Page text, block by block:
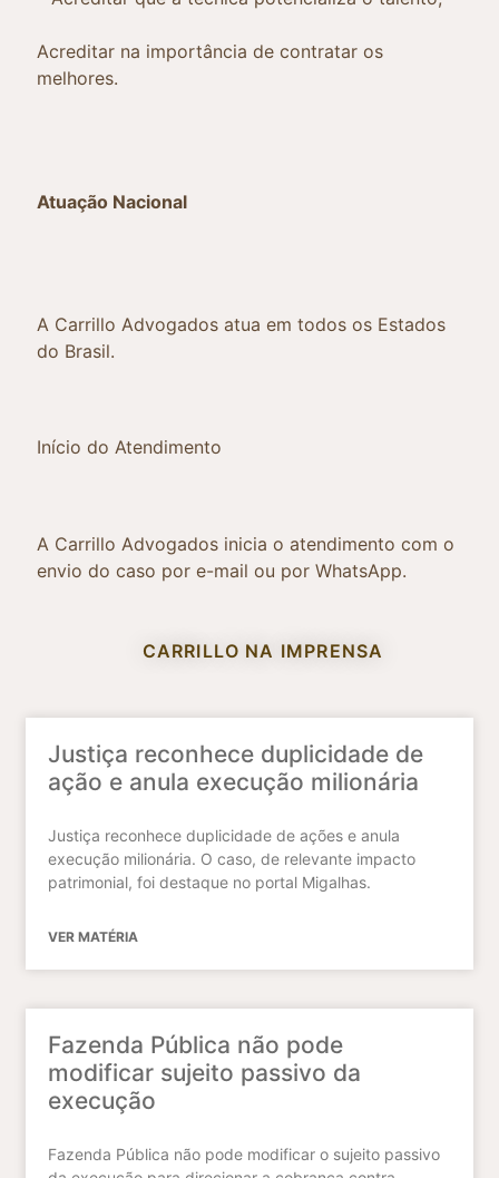
Acreditar na importância de contratar os
melhores.
Atuação Nacional
A Carrillo Advogados atua em todos os Estados
do Brasil.
Início do Atendimento
A Carrillo Advogados inicia o atendimento com o
envio do caso por e-mail ou por WhatsApp.
CARRILLO NA IMPRENSA
Justiça reconhece duplicidade de
ação e anula execução milionária
Justiça reconhece duplicidade de ações e anula
execução milionária. O caso, de relevante impacto
patrimonial, foi destaque no portal Migalhas.
VER MATÉRIA
Fazenda Pública não pode
modificar sujeito passivo da
execução
Fazenda Pública não pode modificar o sujeito passivo